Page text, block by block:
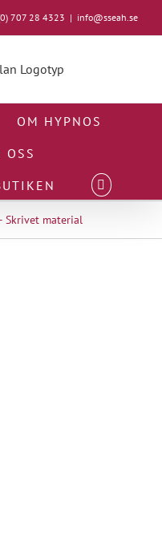
707 28 4323 | info@sseah.se
OM HYPNOS
OSS
Skrivet material